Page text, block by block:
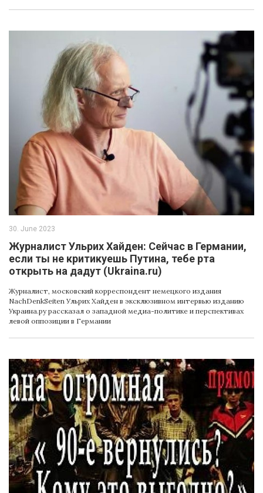
30. June 2023
Журналист Ульрих Хайден: Сейчас в Германии,
если ты не критикуешь Путина, тебе рта
открыть на дадут (Ukraina.ru)
Журналист, московский корреспондент немецкого издания
NachDenkSeiten Ульрих Хайден в эксклюзивном интервью изданию
Украина.ру рассказал о западной медиа-политике и перспективах
левой оппозиции в Германии